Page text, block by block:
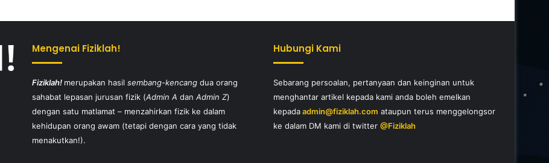
Mengenai Fiziklah!
Fiziklah! merupakan hasil sembang-kencang dua orang
sahabat lepasan jurusan fizik (Admin A dan Admin Z)
dengan satu matlamat – menzahirkan fizik ke dalam
kehidupan orang awam (tetapi dengan cara yang tidak
menakutkan!).
Hubungi Kami
Sebarang persoalan, pertanyaan dan keinginan untuk
menghantar artikel kepada kami anda boleh emelkan
kepadaadmin@fiziklah.com ataupun terus menggelongsor
ke dalam DM kami di twitter @Fiziklah